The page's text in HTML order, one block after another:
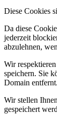
Diese Cookies
Da diese
jederzeit
abzulehnen,
Wir
speichern. Sie
Domain entfernt.
Wir stellen
gespeichert